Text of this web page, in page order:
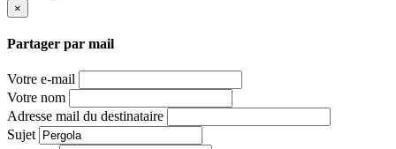
×
Partager par mail
Votre e-mail
Votre nom
Adresse mail du destinataire
Sujet